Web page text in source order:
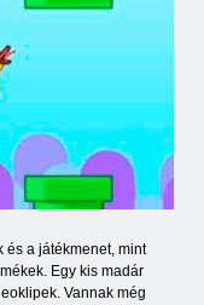
és a játékmenet, mint
Egy kis madár
Vannak még